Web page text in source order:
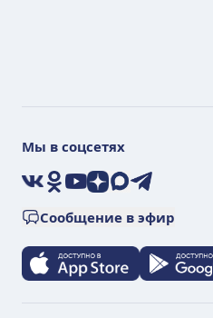
Мы в соцсетях
VKOkYouTube
ДзенMaxTelegram
Сообщение в эфир